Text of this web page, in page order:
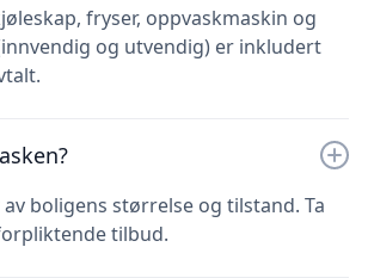
fryser, oppvaskmaskin og
og utvendig) er inkludert
boligens størrelse og tilstand. Ta
tilbud.